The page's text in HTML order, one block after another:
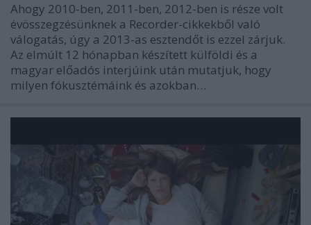
Ahogy 2010-ben, 2011-ben, 2012-ben is része volt
évösszegzésünknek a Recorder-cikkekből való
válogatás, úgy a 2013-as esztendőt is ezzel zárjuk.
Az elmúlt 12 hónapban készített külföldi és a
magyar előadós interjúink után mutatjuk, hogy
milyen fókusztémáink és azokban…